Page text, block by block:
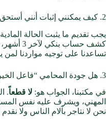
2. كيف يمكنني إثبات أنني أستحق المساعدة القانونية كفاعل خير؟
يجب تقديم ما يثبت الحالة
كشف
تساعدنا على توجيه مواردنا لمن
3. هل جودة المحامي “فاعل الخير” أقل من المحامي المدفوع؟
في مكتبنا، الجواب هو: لا قطعاً.
المهني، ويشرف عليه نفس
نحن لا نتاجر بآلام الناس ولا